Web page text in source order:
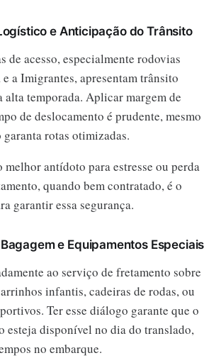
e Anticipação do Trânsito
de acesso, especialmente rodovias
a Imigrantes, apresentam trânsito
alta temporada. Aplicar margem de
de deslocamento é prudente, mesmo
rotas otimizadas.
melhor antídoto para estresse ou perda
quando bem contratado, é o
garantir essa segurança.
e Equipamentos Especiais
ao serviço de fretamento sobre
infantis, cadeiras de rodas, ou
Ter esse diálogo garante que o
esteja disponível no dia do translado,
no embarque.